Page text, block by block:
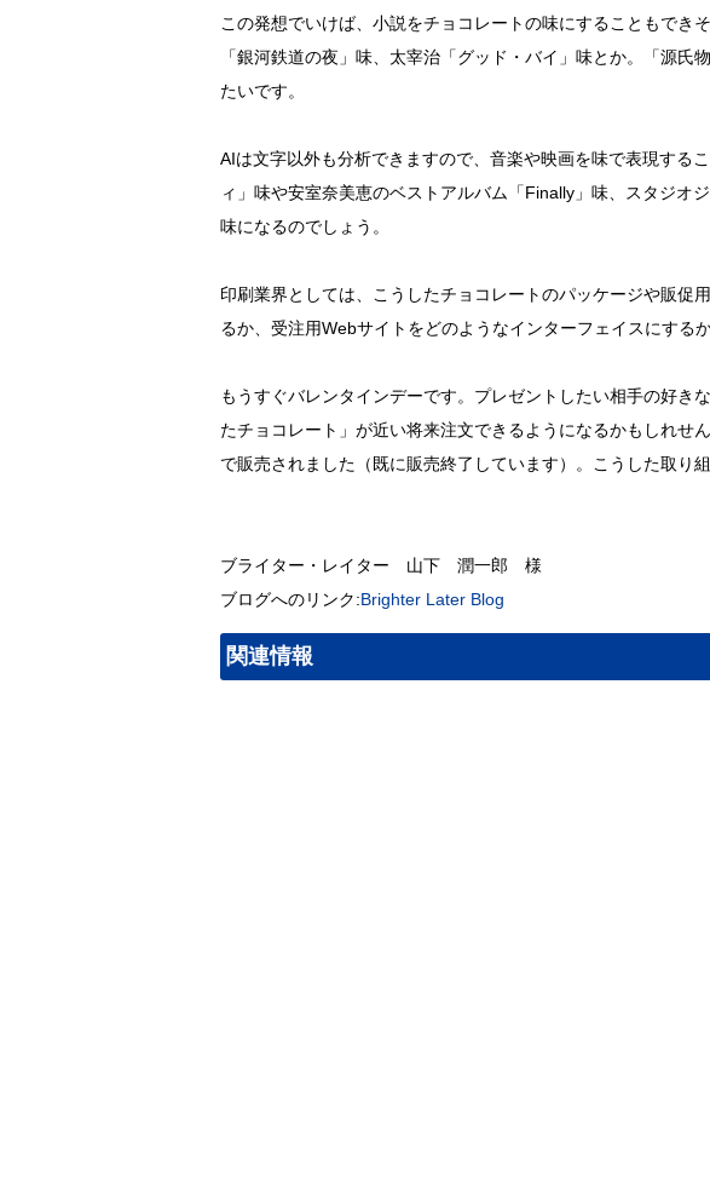
この発想でいけば、小説をチョコレートの味にすることもでき
「銀河鉄道の夜」味、太宰治「グッド・バイ」味とか。「源
たいです。
AIは文字以外も分析できますので、音楽や映画を味で表現する
ィ」味や安室奈美恵のベストアルバム「Finally」味、スタジオ
味になるのでしょう。
印刷業界としては、こうしたチョコレートのパッケージや販促
るか、受注用Webサイトをどのようなインターフェイスにする
もうすぐバレンタインデーです。プレゼントしたい相手の好き
たチョコレート」が近い将来注文できるようになるかもしれせ
で販売されました（既に販売終了しています）。こうした取り
ブライター・レイター 山下 潤一郎 様
ブログへのリンク:Brighter Later Blog
関連情報